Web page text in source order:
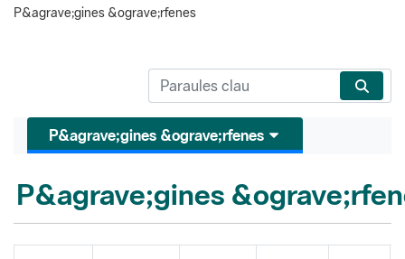
P&agrave;gines &ograve;rfenes
P&agrave;gines &ograve;rfenes
P&agrave;gines